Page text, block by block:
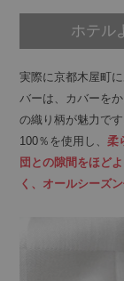
ホテル
実際に京都木屋町
バーは、カバーを
の織り柄が魅力で
100％を使用し、柔
団との隙間をほど
く、オールシーズン